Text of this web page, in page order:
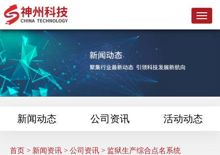
L
o
新闻动态 公司资讯 活动动态
首页 > 新闻资讯 > 公司资讯 > 监狱生产综合点名系统